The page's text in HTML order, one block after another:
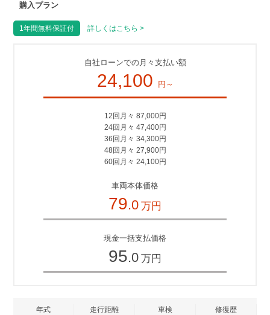
購入プラン
1年間無料保証付 詳しくはこちら >
自社ローンでの月々支払い額
24,100 円～
12回月々 87,000円
24回月々 47,400円
36回月々 34,300円
48回月々 27,900円
60回月々 24,100円
車両本体価格
79.0 万円
現金一括支払価格
95.0 万円
年式
走行距離
車検
修復歴